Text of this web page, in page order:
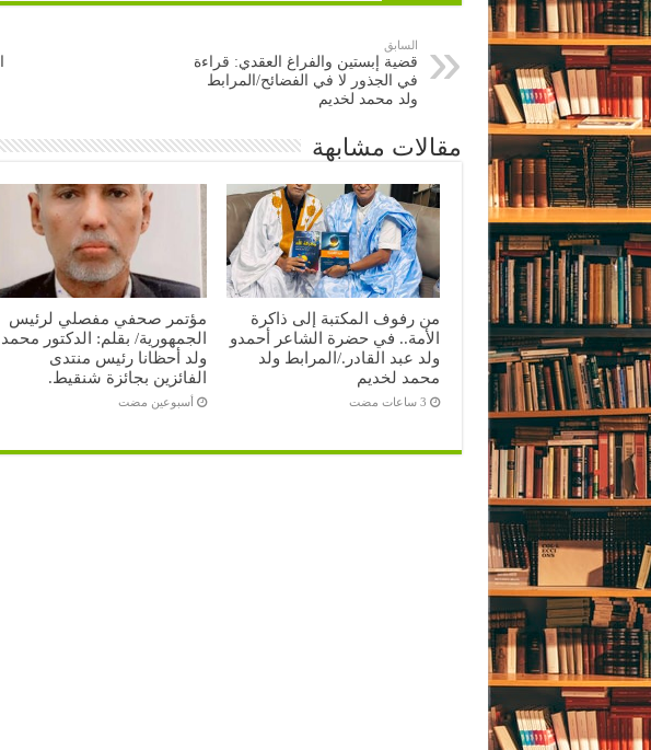
السابق
قضية إبستين والفراغ العقدي: قراءة
في الجذور لا في الفضائح/المرابط
ولد محمد لخديم
مقالات مشابهة
من رفوف المكتبة إلى ذاكرة
الأمة.. في حضرة الشاعر أحمدو
ولد عبد القادر./المرابط ولد
محمد لخديم
مؤتمر صحفي مفصلي لرئيس
الجمهورية/ بقلم: الدكتور محمد
ولد أحظانا رئيس منتدى
الفائزين بجائزة شنقيط.
‏أسبوعين مضت